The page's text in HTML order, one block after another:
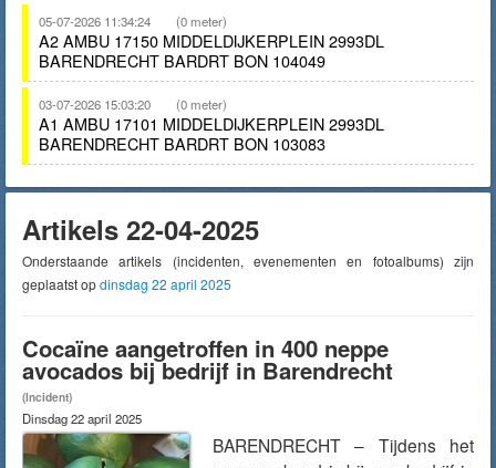
05-07-2026 11:34:24 (0 meter)
A2 AMBU 17150 MIDDELDIJKERPLEIN 2993DL
BARENDRECHT BARDRT BON 104049
03-07-2026 15:03:20 (0 meter)
A1 AMBU 17101 MIDDELDIJKERPLEIN 2993DL
BARENDRECHT BARDRT BON 103083
Artikels 22-04-2025
Onderstaande artikels (incidenten, evenementen en fotoalbums) zijn
geplaatst opdinsdag 22 april 2025
Cocaïne aangetroffen in 400 neppe
avocados bij bedrijf in Barendrecht
(Incident)
Dinsdag 22 april 2025
BARENDRECHT – Tijdens het